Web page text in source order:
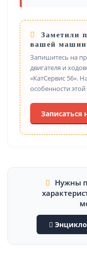
Заметили
вашей
Запишитесь на
двигателя и
«КатСервис 56».
особенности
Записаться
Нужны